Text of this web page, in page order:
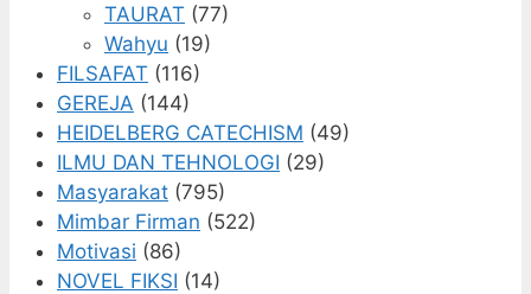
TAURAT (77)
Wahyu (19)
FILSAFAT (116)
GEREJA (144)
HEIDELBERG CATECHISM (49)
ILMU DAN TEHNOLOGI (29)
Masyarakat (795)
Mimbar Firman (522)
Motivasi (86)
NOVEL FIKSI (14)